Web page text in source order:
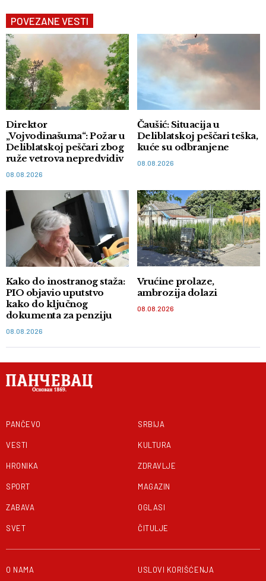
POVEZANE VESTI
Direktor
„Vojvodinašuma“: Požar u
Deliblatskoj peščari zbog
ruže vetrova nepredvidiv
08.08.2026
Čaušić: Situacija u
Deliblatskoj peščari teška,
kuće su odbranjene
08.08.2026
Kako do inostranog staža:
PIO objavio uputstvo
kako do ključnog
dokumenta za penziju
08.08.2026
Vrućine prolaze,
ambrozija dolazi
08.08.2026
PANČEVO
VESTI
HRONIKA
SPORT
ZABAVA
SVET
SRBIJA
KULTURA
ZDRAVLJE
MAGAZIN
OGLASI
ČITULJE
O NAMA USLOVI KORIŠĆENJA